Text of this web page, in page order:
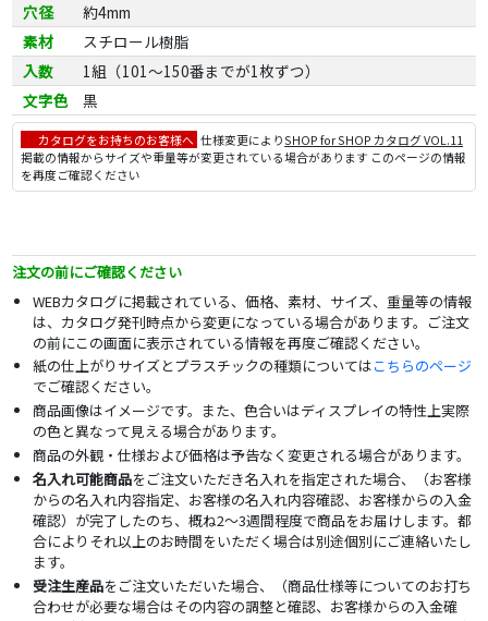
穴径
約4mm
素材
スチロール樹脂
入数
1組（101～150番までが1枚ずつ）
文字色
黒
カタログをお持ちのお客様へ 仕様変更によりSHOP for SHOP カタログ VOL.11
掲載の情報からサイズや重量等が変更されている場合があります このページの情報
を再度ご確認ください
注文の前にご確認ください
WEBカタログに掲載されている、価格、素材、サイズ、重量等の情報
は、カタログ発刊時点から変更になっている場合があります。ご注文
の前にこの画面に表示されている情報を再度ご確認ください。
紙の仕上がりサイズとプラスチックの種類についてはこちらのページ
でご確認ください。
商品画像はイメージです。また、色合いはディスプレイの特性上実際
の色と異なって見える場合があります。
商品の外観・仕様および価格は予告なく変更される場合があります。
名入れ可能商品をご注文いただき名入れを指定された場合、（お客様
からの名入れ内容指定、お客様の名入れ内容確認、お客様からの入金
確認）が完了したのち、概ね2～3週間程度で商品をお届けします。都
合によりそれ以上のお時間をいただく場合は別途個別にご連絡いたし
ます。
受注生産品をご注文いただいた場合、（商品仕様等についてのお打ち
合わせが必要な場合はその内容の調整と確認、お客様からの入金確